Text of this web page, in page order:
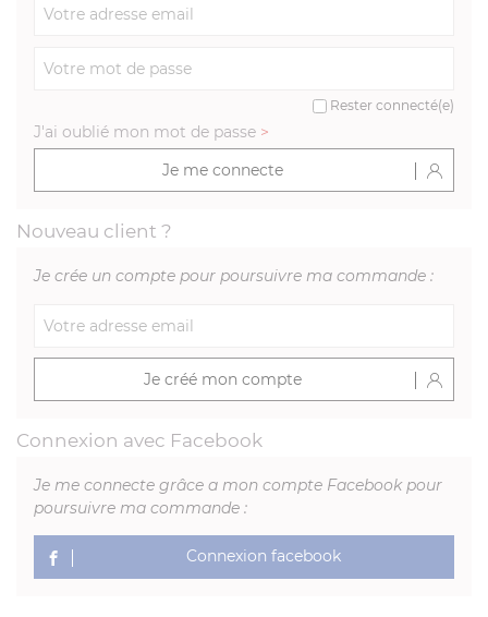
Rester connecté(e)
J'ai oublié mon mot de passe >
Je me connecte
Nouveau client ?
Je crée un compte pour poursuivre ma commande :
Je créé mon compte
Connexion avec Facebook
Je me connecte grâce a mon compte Facebook pour
poursuivre ma commande :
Connexion facebook